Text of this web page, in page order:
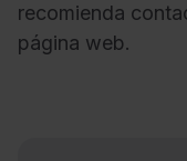
recomienda
página web.